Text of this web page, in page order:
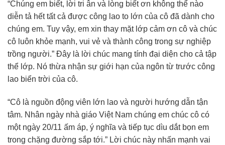
“Chúng em biết, lời tri ân và lòng biết ơn không thể nào
diễn tả hết tất cả được công lao to lớn của cô đã dành cho
chúng em. Tuy vậy, em xin thay mặt lớp cảm ơn cô và chúc
cô luôn khỏe mạnh, vui vẻ và thành công trong sự nghiệp
trồng người.” Đây là lời chúc mang tính đại diện cho cả tập
thể lớp. Nó thừa nhận sự giới hạn của ngôn từ trước công
lao biển trời của cô.
“Cô là nguồn động viên lớn lao và người hướng dẫn tận
tâm. Nhân ngày nhà giáo Việt Nam chúng em chúc cô có
một ngày 20/11 ấm áp, ý nghĩa và tiếp tục dìu dắt bọn em
trong chặng đường sắp tới.” Lời chúc này nhấn mạnh vai